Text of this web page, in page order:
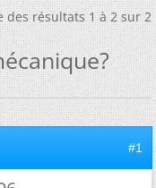
des résultats 1 à 2 sur 2
#1